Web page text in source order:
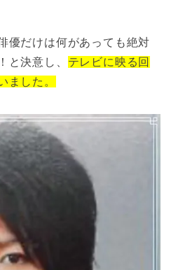
優だけは何があっても絶対
と決意し、 テレビに映る回
ました。